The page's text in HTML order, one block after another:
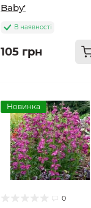
Baby'
В наявності
105 грн
Новинка
0